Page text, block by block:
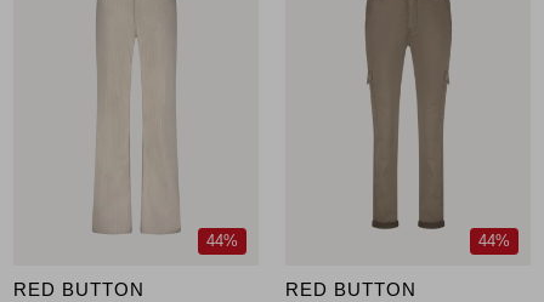
44%
RED BUTTON
44%
RED BUTTON